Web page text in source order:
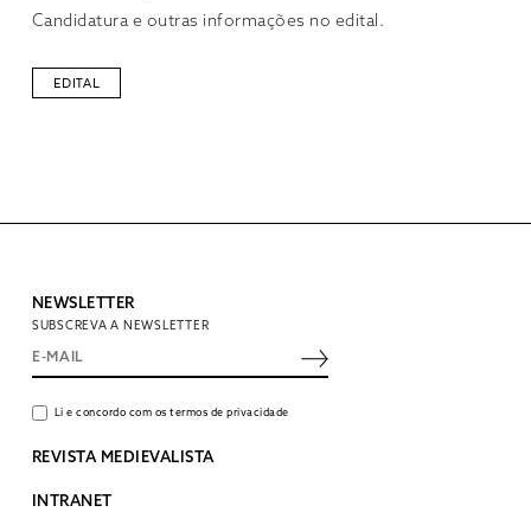
Candidatura e outras informações no edital.
EDITAL
NEWSLETTER
SUBSCREVA A NEWSLETTER
Li e concordo com os termos de privacidade
REVISTA MEDIEVALISTA
INTRANET